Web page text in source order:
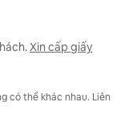
Xin cấp giấy
có thể khác nhau. Liên